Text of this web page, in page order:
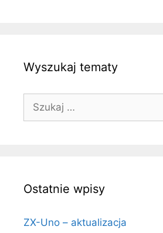
Wyszukaj tematy
Ostatnie wpisy
ZX-Uno – aktualizacja